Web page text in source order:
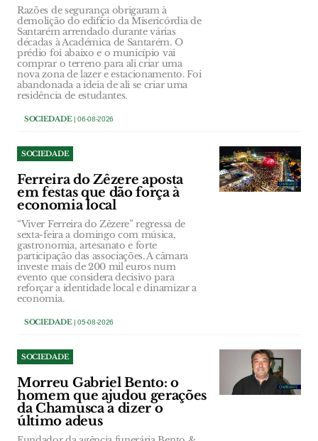
Razões de segurança obrigaram à
demolição do edifício da Misericórdia de
Santarém arrendado durante várias
décadas à Académica de Santarém. O
prédio foi abaixo e o município vai
comprar o terreno para ali criar uma
nova zona de lazer e estacionamento. Foi
abandonada a ideia de ali se criar uma
residência de estudantes.
SOCIEDADE| 06-08-2026
SOCIEDADE
Ferreira do Zêzere aposta
em festas que dão força à
economia local
“Viver Ferreira do Zêzere” regressa de
sexta-feira a domingo com música,
gastronomia, artesanato e forte
participação das associações. A câmara
investe mais de 200 mil euros num
evento que considera decisivo para
reforçar a identidade local e dinamizar a
economia.
SOCIEDADE| 05-08-2026
SOCIEDADE
Morreu Gabriel Bento: o
homem que ajudou gerações
da Chamusca a dizer o
último adeus